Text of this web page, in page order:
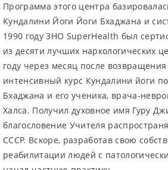
Программа этого центра
Кундалини Йоги Йоги Бхаджана и
1990 году 3HO SuperHealth был
из десяти лучших наркологических
году через месяц после
интенсивный курс Кундалини йоги
Бхаджана и его ученика, врача-
Халса. Получил духовное имя Гуру
благословение Учителя
СССР. Вскоре, разработав свою
реабилитации людей с